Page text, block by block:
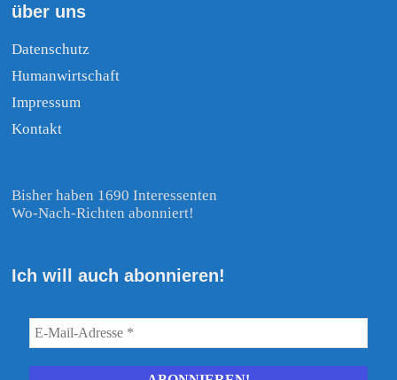
über uns
Datenschutz
Humanwirtschaft
Impressum
Kontakt
Bisher haben 1690 Interessenten
Wo-Nach-Richten abonniert!
Ich will auch abonnieren!